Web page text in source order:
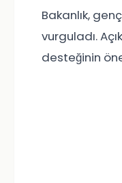
Bakanlık,
vurguladı.
desteğinin